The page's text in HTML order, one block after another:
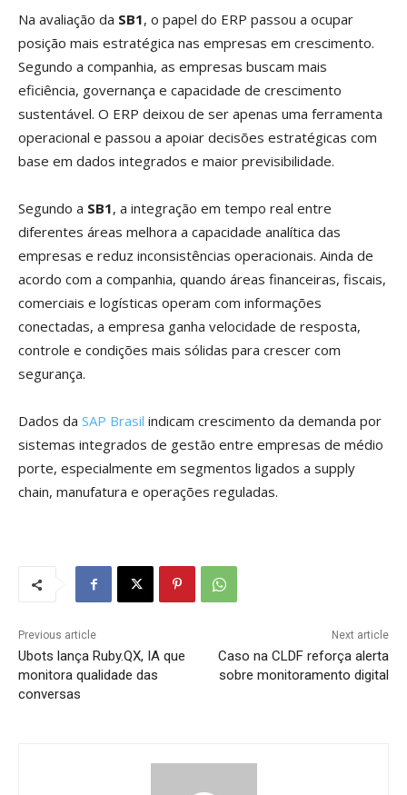
Na avaliação da SB1, o papel do ERP passou a ocupar
posição mais estratégica nas empresas em crescimento.
Segundo a companhia, as empresas buscam mais
eficiência, governança e capacidade de crescimento
sustentável. O ERP deixou de ser apenas uma ferramenta
operacional e passou a apoiar decisões estratégicas com
base em dados integrados e maior previsibilidade.
Segundo a SB1, a integração em tempo real entre
diferentes áreas melhora a capacidade analítica das
empresas e reduz inconsistências operacionais. Ainda de
acordo com a companhia, quando áreas financeiras, fiscais,
comerciais e logísticas operam com informações
conectadas, a empresa ganha velocidade de resposta,
controle e condições mais sólidas para crescer com
segurança.
Dados da SAP Brasil indicam crescimento da demanda por
sistemas integrados de gestão entre empresas de médio
porte, especialmente em segmentos ligados a supply
chain, manufatura e operações reguladas.
Previous article
Ubots lança Ruby.QX, IA que
monitora qualidade das
conversas
Next article
Caso na CLDF reforça alerta
sobre monitoramento digital